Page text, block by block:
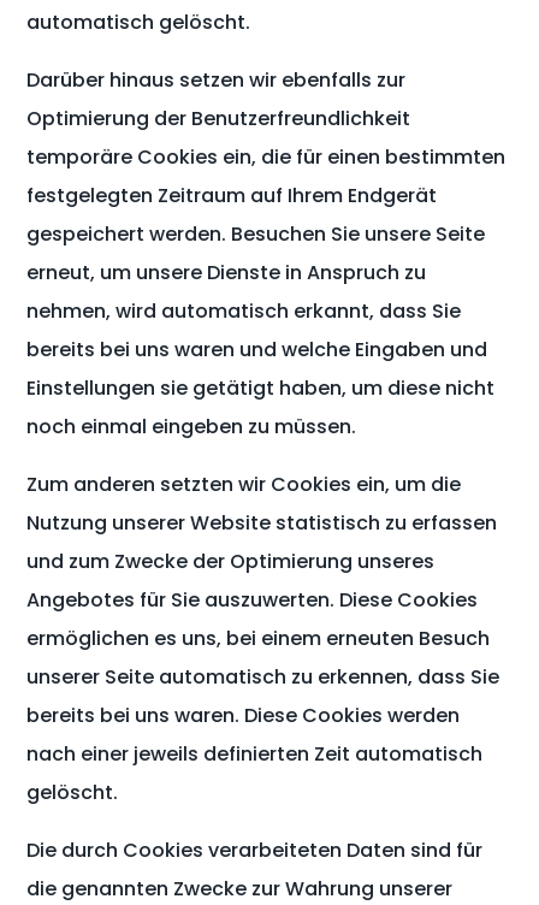
automatisch gelöscht.
Darüber hinaus setzen wir ebenfalls zur
Optimierung der Benutzerfreundlichkeit
temporäre Cookies ein, die für einen bestimmten
festgelegten Zeitraum auf Ihrem Endgerät
gespeichert werden. Besuchen Sie unsere Seite
erneut, um unsere Dienste in Anspruch zu
nehmen, wird automatisch erkannt, dass Sie
bereits bei uns waren und welche Eingaben und
Einstellungen sie getätigt haben, um diese nicht
noch einmal eingeben zu müssen.
Zum anderen setzten wir Cookies ein, um die
Nutzung unserer Website statistisch zu erfassen
und zum Zwecke der Optimierung unseres
Angebotes für Sie auszuwerten. Diese Cookies
ermöglichen es uns, bei einem erneuten Besuch
unserer Seite automatisch zu erkennen, dass Sie
bereits bei uns waren. Diese Cookies werden
nach einer jeweils definierten Zeit automatisch
gelöscht.
Die durch Cookies verarbeiteten Daten sind für
die genannten Zwecke zur Wahrung unserer